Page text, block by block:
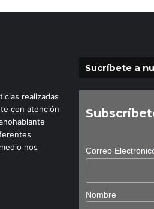
realizadas
con atención
nos
Sucríbete a
Correo
Nombre